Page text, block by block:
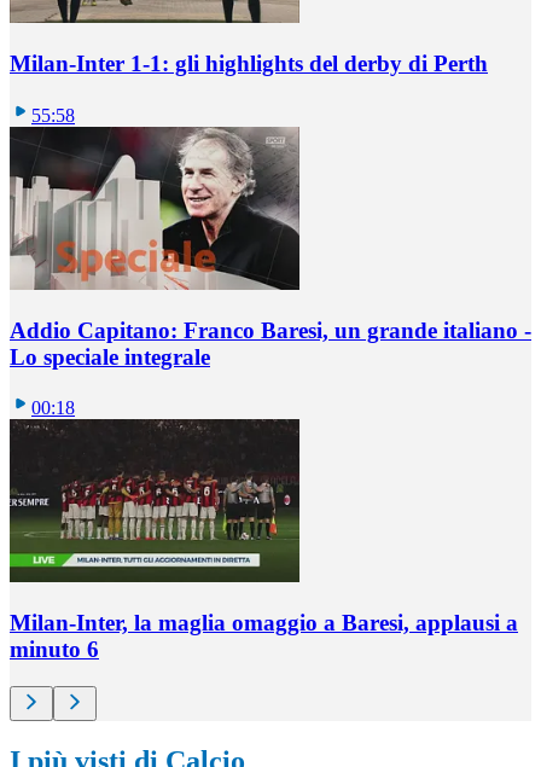
Milan-Inter 1-1: gli highlights del derby di Perth
55:58
Addio Capitano: Franco Baresi, un grande italiano -
Lo speciale integrale
00:18
Milan-Inter, la maglia omaggio a Baresi, applausi a
minuto 6
I più visti di Calcio